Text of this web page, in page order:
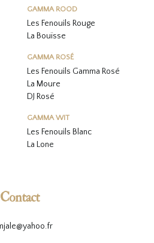
GAMMA ROOD
Les Fenouils Rouge
La Bouïsse
GAMMA ROSÉ
Les Fenouils Gamma Rosé
La Moure
DJ Rosé
GAMMA WIT
Les Fenouils Blanc
La Lone
Contact